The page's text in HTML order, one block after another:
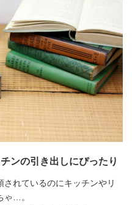
ンの引き出しにぴったり
されているのにキッチンやリ
ゃ…。